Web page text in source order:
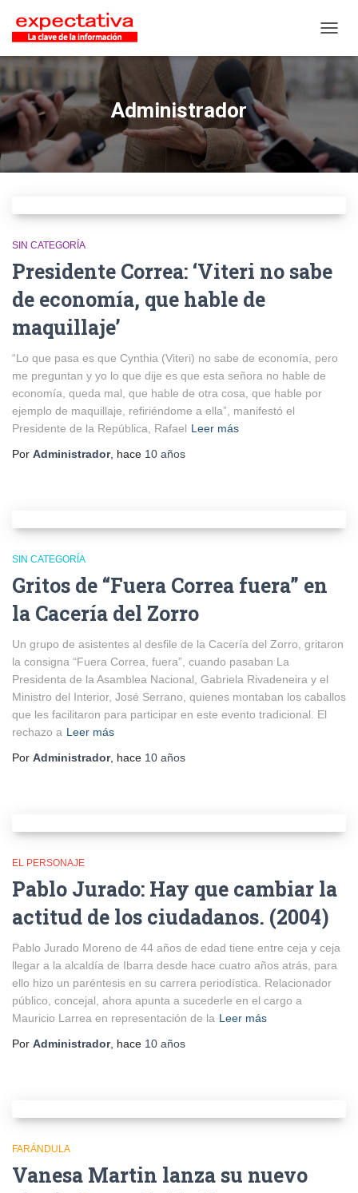
Administrador
SIN CATEGORÍA
Presidente Correa: ‘Viteri no sabe
de economía, que hable de
maquillaje’
“Lo que pasa es que Cynthia (Viteri) no sabe de economía, pero
me preguntan y yo lo que dije es que esta señora no hable de
economía, queda mal, que hable de otra cosa, que hable por
ejemplo de maquillaje, refiriéndome a ella”, manifestó el
Presidente de la República, Rafael Leer más
Por Administrador, hace 10 años
SIN CATEGORÍA
Gritos de “Fuera Correa fuera” en
la Cacería del Zorro
Un grupo de asistentes al desfile de la Cacería del Zorro, gritaron
la consigna “Fuera Correa, fuera”, cuando pasaban La
Presidenta de la Asamblea Nacional, Gabriela Rivadeneira y el
Ministro del Interior, José Serrano, quienes montaban los caballos
que les facilitaron para participar en este evento tradicional. El
rechazo a Leer más
Por Administrador, hace 10 años
EL PERSONAJE
Pablo Jurado: Hay que cambiar la
actitud de los ciudadanos. (2004)
Pablo Jurado Moreno de 44 años de edad tiene entre ceja y ceja
llegar a la alcaldía de Ibarra desde hace cuatro años atrás, para
ello hizo un paréntesis en su carrera periodística. Relacionador
público, concejal, ahora apunta a sucederle en el cargo a
Mauricio Larrea en representación de la Leer más
Por Administrador, hace 10 años
FARÁNDULA
Vanesa Martin lanza su nuevo